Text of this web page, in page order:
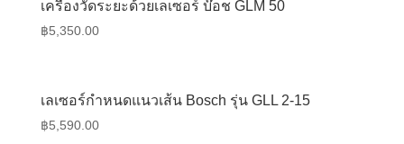
เครื่องวัดระยะด้วยเลเซอร์ บ๊อช GLM 50
฿5,350.00
เลเซอร์กำหนดแนวเส้น Bosch รุ่น GLL 2-15
฿5,590.00